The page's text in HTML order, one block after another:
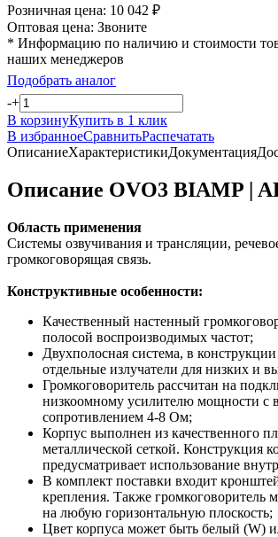
Розничная цена: 10 042 ₽
Оптовая цена: Звоните
* Информацию по наличию и стоимости
наших менеджеров
Подобрать аналог
-+
В корзинуКупить в 1 клик
В избранноеСравнитьРаспечатать
ОписаниеХарактеристикиДокументация
Описание OVO3 BIAMP |
Область применения
Системы озвучивания и трансляции,
громкоговорящая связь.
Конструктивные особенности:
Качественный настенный
полосой воспроизводимых частот;
Двухполосная система, в
отдельные излучатели для низких и
Громкоговоритель рассчитан на
низкоомному усилителю мощности с
сопротивлением 4-8 Ом;
Корпус выполнен из качественного
металлической сеткой. Конструкция
предусматривает использование
В комплект поставки входит
крепления. Также громкоговоритель
на любую горизонтальную плоскость;
Цвет корпуса может быть белый (W)